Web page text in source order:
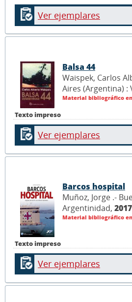
Ver ejemplares
Texto impreso
Balsa 44
Waispek, Carlos
Aires (Argentina) :
Material bibliográfico
Ver ejemplares
Texto impreso
Barcos hospital
Muñoz, Jorge .-
Argentinidad, 2017
Material bibliográfico
Ver ejemplares